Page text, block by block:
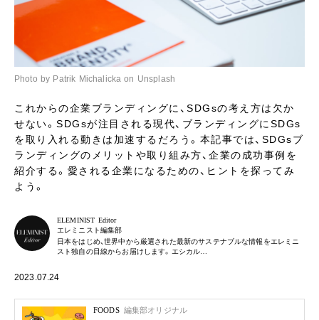
Photo by Patrik Michalicka on Unsplash
これからの企業ブランディングに、SDGsの考え方は欠か
せない。SDGsが注目される現代、ブランディングにSDGs
を取り入れる動きは加速するだろう。本記事では、SDGsブ
ランディングのメリットや取り組み方、企業の成功事例を
紹介する。愛される企業になるための、ヒントを探ってみ
よう。
ELEMINIST Editor
エレミニスト編集部
日本をはじめ、世界中から厳選された最新のサステナブルな情報をエレミニ
スト独自の目線からお届けします。エシカル…
2023.07.24
FOODS 編集部オリジナル